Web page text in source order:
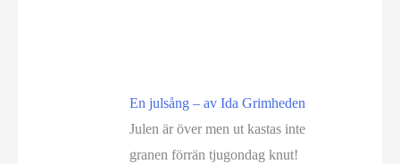
En julsång – av Ida Grimheden
Julen är över men ut kastas inte
granen förrän tjugondag knut!